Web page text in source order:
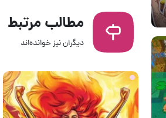
مطالب مرتبط
دیگران نیز خوانده‌اند